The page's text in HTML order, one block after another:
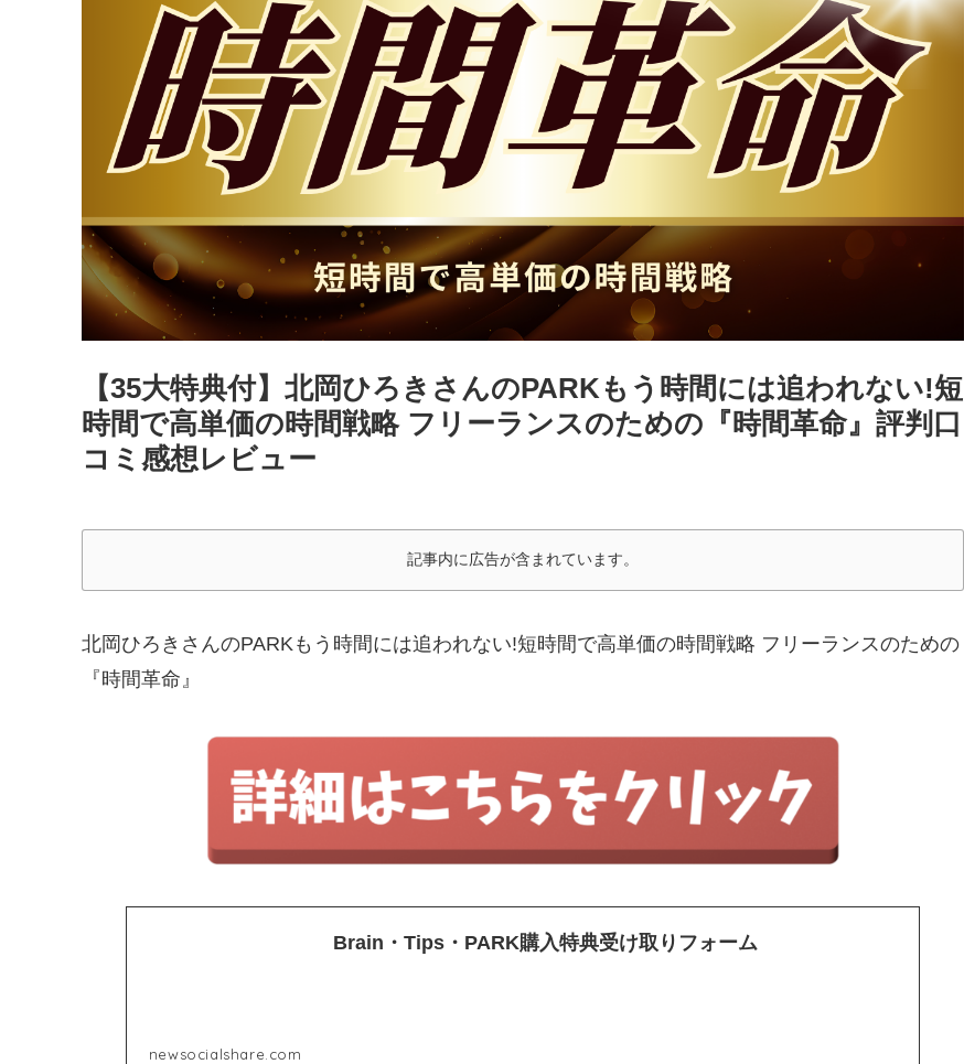
【35大特典付】北岡ひろきさんのPARKもう時間には追われない!短
時間で高単価の時間戦略 フリーランスのための『時間革命』評判口
コミ感想レビュー
記事内に広告が含まれています。
北岡ひろきさんのPARKもう時間には追われない!短時間で高単価の時間戦略 フリーランスのための
『時間革命』
Brain・Tips・PARK購入特典受け取りフォーム
newsocialshare.com